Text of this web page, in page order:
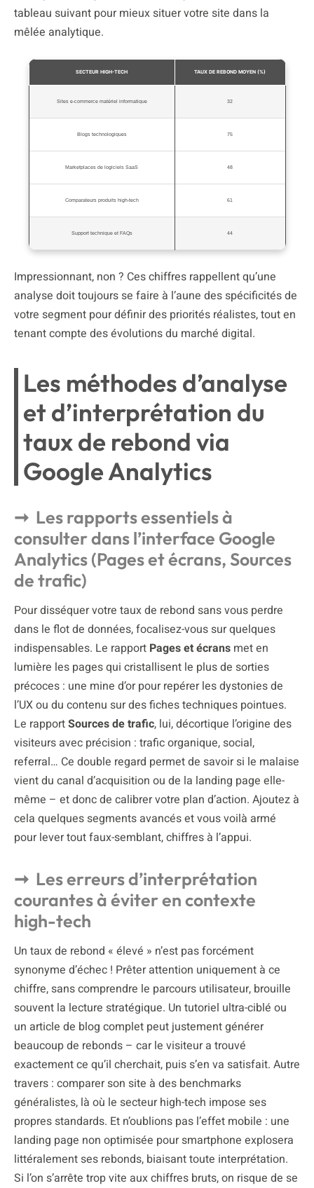
tableau suivant pour mieux situer votre site dans la
mêlée analytique.
SECTEUR HIGH-TECH TAUX DE REBOND MOYEN (%)
Sites e-commerce matériel informatique 32
Blogs technologiques 75
Marketplaces de logiciels SaaS 48
Comparateurs produits high-tech 61
Support technique et FAQs 44
Impressionnant, non ? Ces chiffres rappellent qu’une
analyse doit toujours se faire à l’aune des spécificités de
votre segment pour définir des priorités réalistes, tout en
tenant compte des évolutions du marché digital.
Les méthodes d’analyse
et d’interprétation du
taux de rebond via
Google Analytics
Les rapports essentiels à
consulter dans l’interface Google
Analytics (Pages et écrans, Sources
de trafic)
Pour disséquer votre taux de rebond sans vous perdre
dans le flot de données, focalisez-vous sur quelques
indispensables. Le rapport Pages et écrans met en
lumière les pages qui cristallisent le plus de sorties
précoces : une mine d’or pour repérer les dystonies de
l’UX ou du contenu sur des fiches techniques pointues.
Le rapportSources de trafic, lui, décortique l’origine des
visiteurs avec précision : trafic organique, social,
referral… Ce double regard permet de savoir si le malaise
vient du canal d’acquisition ou de la landing page elle-
même – et donc de calibrer votre plan d’action. Ajoutez à
cela quelques segments avancés et vous voilà armé
pour lever tout faux-semblant, chiffres à l’appui.
Les erreurs d’interprétation
courantes à éviter en contexte
high-tech
Un taux de rebond « élevé » n’est pas forcément
synonyme d’échec ! Prêter attention uniquement à ce
chiffre, sans comprendre le parcours utilisateur, brouille
souvent la lecture stratégique. Un tutoriel ultra-ciblé ou
un article de blog complet peut justement générer
beaucoup de rebonds – car le visiteur a trouvé
exactement ce qu’il cherchait, puis s’en va satisfait. Autre
travers : comparer son site à des benchmarks
généralistes, là où le secteur high-tech impose ses
propres standards. Et n’oublions pas l’effet mobile : une
landing page non optimisée pour smartphone explosera
littéralement ses rebonds, biaisant toute interprétation.
Si l’on s’arrête trop vite aux chiffres bruts, on risque de se